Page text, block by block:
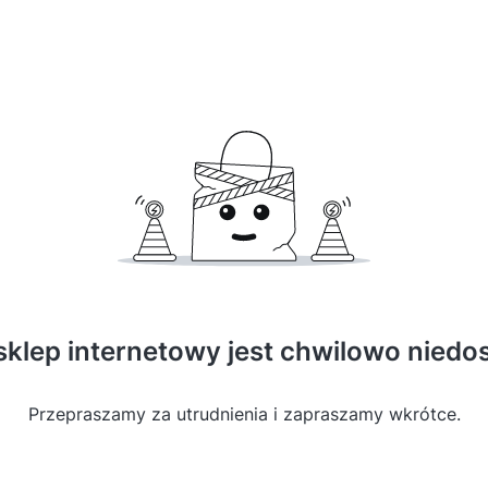
internetowy jest chwilowo
Przepraszamy za utrudnienia i zapraszamy wkrótce.